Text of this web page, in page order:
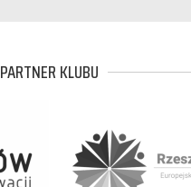
PARTNER KLUBU